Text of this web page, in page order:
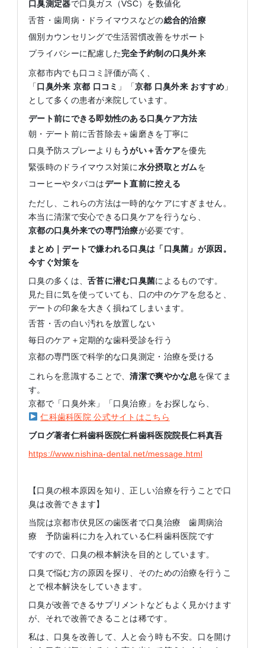
口臭測定器で口臭ガス（VSC）を数値化
舌苔・歯周病・ドライマウスなどの総合的治療
個別カウンセリングで生活習慣改善をサポート
プライバシーに配慮した完全予約制の口臭外来
京都市内でも口コミ評価が高く、
「口臭外来 京都 口コミ 」「京都 口臭外来 おすすめ 」
として多くの患者が来院しています。
デート前にできる即効性のある口臭ケア方法
朝・デート前に舌苔除去＋歯磨きを丁寧に
口臭予防スプレーよりも うがい＋舌ケアを優先
緊張時のドライマウス対策に水分摂取とガムを
コーヒーやタバコはデート直前に控える
ただし、これらの方法は一時的なケアにすぎません。
本当に清潔で安心できる口臭ケアを行うなら、
京都の口臭外来での専門治療が必要です。
まとめ｜デートで嫌われる口臭は「口臭菌」が原因。
今すぐ対策を
口臭の多くは、舌苔に潜む口臭菌によるものです。
見た目に気を使っていても、口の中のケアを怠ると、
デートの印象を大きく損ねてしまいます。
舌苔・舌の白い汚れを放置しない
毎日のケア＋定期的な歯科受診を行う
京都の専門医で科学的な口臭測定・治療を受ける
これらを意識することで、清潔で爽やかな息を保てま
す。
京都で「口臭外来」「口臭治療」をお探しなら、
仁科歯科医院 公式サイトはこちら
ブログ著者仁科歯科医院仁科歯科医院院長仁科真吾
https://www.nishina-dental.net/message.html
【口臭の根本原因を知り、正しい治療を行うことで口
臭は改善できます】
当院は京都市伏見区の歯医者で口臭治療 歯周病治
療 予防歯科に力を入れている仁科歯科医院です
ですので、口臭の根本解決を目的としています。
口臭で悩む方の原因を探り、そのための治療を行うこ
とで根本解決をしていきます。
口臭が改善できるサプリメントなどもよく見かけます
が、それで改善できることは稀です。
私は、口臭を改善して、人と会う時も不安。口を開け